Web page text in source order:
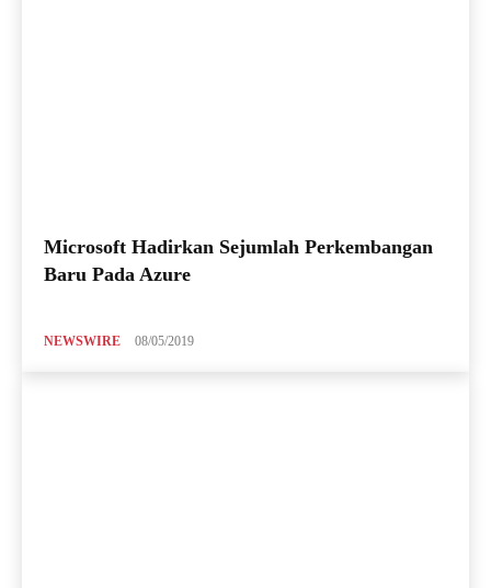
Microsoft Hadirkan Sejumlah Perkembangan
Baru Pada Azure
NEWSWIRE 08/05/2019